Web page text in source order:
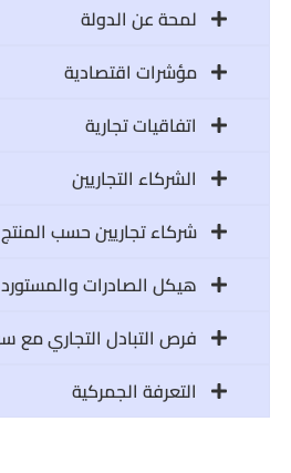
لمحة عن الدولة
مؤشرات اقتصادية
اتفاقيات تجارية
الشركاء التجاريين
شركاء تجاريين حسب المنتج
هيكل الصادرات
فرص التبادل التجاري مع
التعرفة الجمركية